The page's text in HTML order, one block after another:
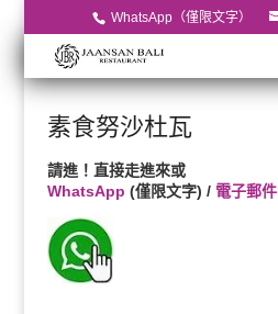
WhatsApp（僅限文字）
素食努沙杜瓦
請進！直接走進來或
WhatsApp (僅限文字) / 電子郵件